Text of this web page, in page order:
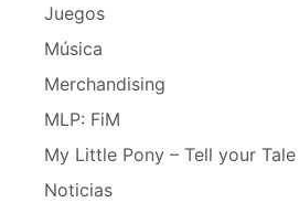
Juegos
Música
Merchandising
MLP: FiM
My Little Pony – Tell your Tale
Noticias